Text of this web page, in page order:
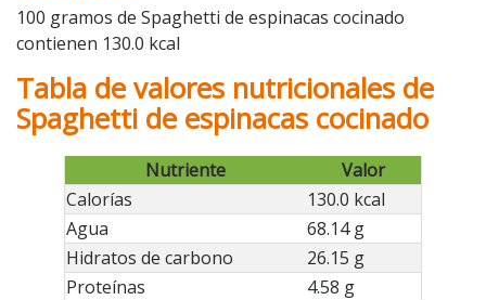
100 gramos de Spaghetti de espinacas cocinado
contienen 130.0 kcal
Tabla de valores nutricionales de
Spaghetti de espinacas cocinado
Nutriente
Valor
Calorías
130.0 kcal
Agua
68.14 g
Hidratos de carbono
26.15 g
Proteínas
4.58 g